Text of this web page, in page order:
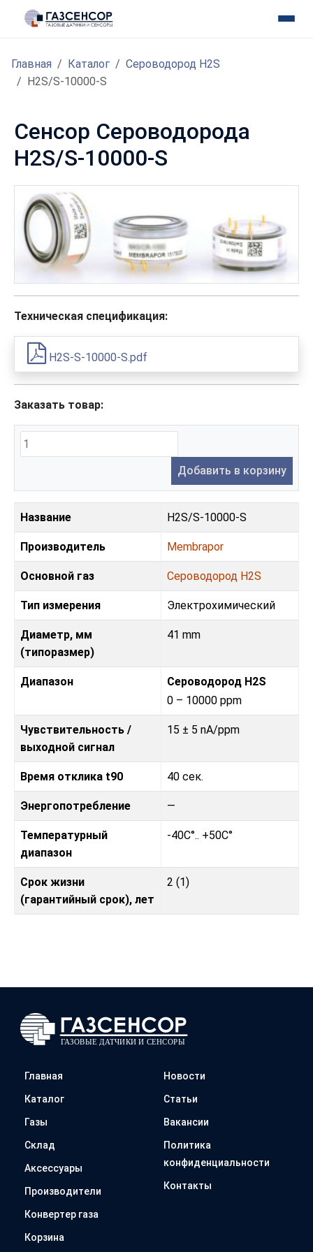
Главная Каталог
Сероводород H2S
H2S/S-10000-S
Сенсор Сероводорода
H2S/S-10000-S
Техническая спецификация:
H2S-S-10000-S.pdf
Заказать товар:
Добавить в корзину
Название H2S/S-10000-S
Производитель Membrapor
Основной газ Сероводород H2S
Тип измерения Электрохимический
Диаметр, мм
(типоразмер)
41 mm
Диапазон
Сероводород H2S
0 – 10000 ppm
Чувствительность /
выходной сигнал
15 ± 5 nA/ppm
Время отклика t90 40 сек.
Энергопотребление —
Температурный
диапазон
-40C°.. +50C°
Срок жизни
(гарантийный срок), лет
2 (1)
Главная
Каталог
Газы
Склад
Аксессуары
Производители
Конвертер газа
Корзина
Новости
Статьи
Вакансии
Политика
конфиденциальности
Контакты